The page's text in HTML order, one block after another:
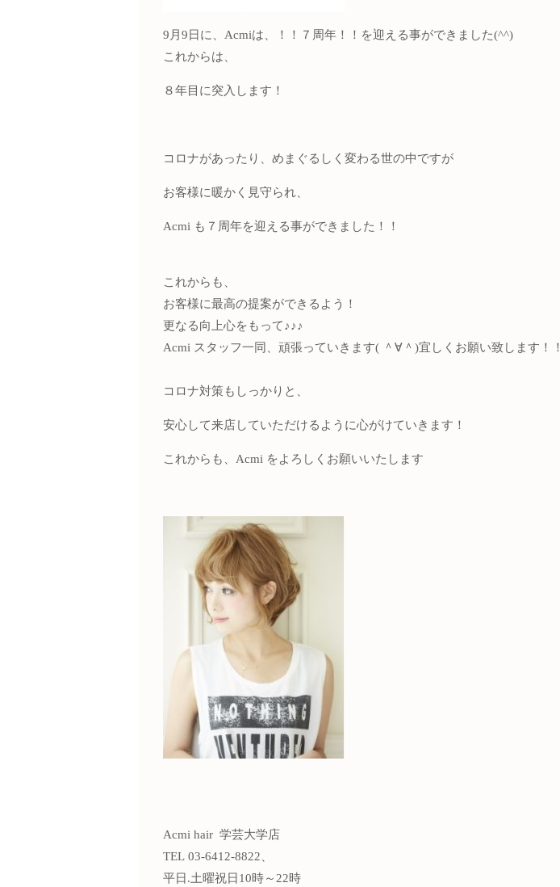
9月9日に、Acmiは、！！７周年！！を迎える事ができました(^^)
これからは、
８年目に突入します！
コロナがあったり、めまぐるしく変わる世の中ですが
お客様に暖かく見守られ、
Acmi も７周年を迎える事ができました！！
これからも、
お客様に最高の提案ができるよう！
更なる向上心をもって♪♪♪
Acmi スタッフ一同、頑張っていきます( ＾∀＾)宜しくお願い致します！！
コロナ対策もしっかりと、
安心して来店していただけるように心がけていきます！
これからも、Acmi をよろしくお願いいたします
Acmi hair 学芸大学店
TEL 03-6412-8822、
平日.土曜祝日10時～22時